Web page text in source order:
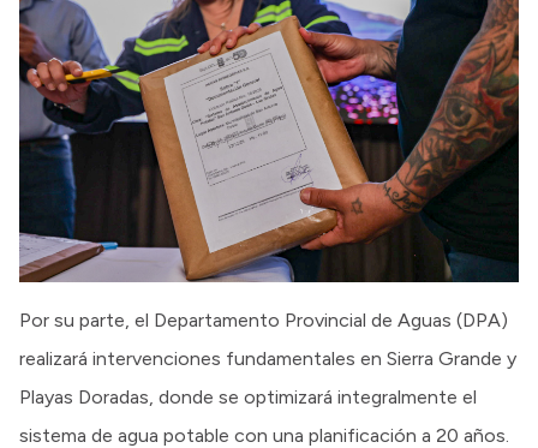
Por su parte, el Departamento Provincial de Aguas (DPA)
realizará intervenciones fundamentales en Sierra Grande y
Playas Doradas, donde se optimizará integralmente el
sistema de agua potable con una planificación a 20 años.